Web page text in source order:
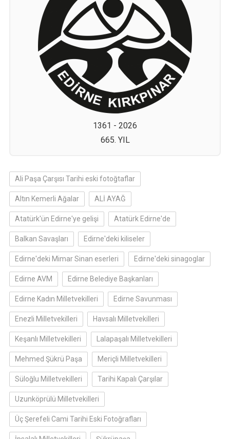
1361 - 2026
665. YIL
Ali Paşa Çarşısı Tarihi eski fotoğtaflar
Altın Kemerli Ağalar ALİ AYAĞ
Atatürk'ün Edirne'ye gelişi Atatürk Edirne'de
Balkan Savaşları Edirne'deki kiliseler
Edirne'deki Mimar Sinan eserleri Edirne'deki sinagoglar
Edirne AVM Edirne Belediye Başkanları
Edirne Kadın Milletvekilleri Edirne Savunması
Enezli Milletvekilleri Havsalı Milletvekilleri
Keşanlı Milletvekilleri Lalapaşalı Milletvekilleri
Mehmed Şükrü Paşa Meriçli Milletvekilleri
Süloğlu Milletvekilleri Tarihi Kapalı Çarşılar
Uzunköprülü Milletvekilleri
Üç Şerefeli Cami Tarihi Eski Fotoğrafları